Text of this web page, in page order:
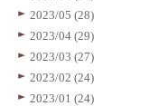
2023/05 (28)
2023/04 (29)
2023/03 (27)
2023/02 (24)
2023/01 (24)